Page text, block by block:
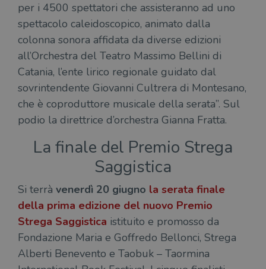
per i 4500 spettatori che assisteranno ad uno
spettacolo caleidoscopico, animato dalla
colonna sonora affidata da diverse edizioni
all’Orchestra del Teatro Massimo Bellini di
Catania, l’ente lirico regionale guidato dal
sovrintendente Giovanni Cultrera di Montesano,
che è coproduttore musicale della serata”. Sul
podio la direttrice d’orchestra Gianna Fratta.
La finale del Premio Strega
Saggistica
Si terrà venerdì 20 giugno la serata finale
della prima edizione del nuovo Premio
Strega Saggistica istituito e promosso da
Fondazione Maria e Goffredo Bellonci, Strega
Alberti Benevento e Taobuk – Taormina